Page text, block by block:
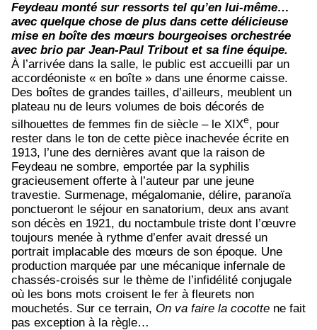
Feydeau monté sur ressorts tel qu’en lui-même…
avec quelque chose de plus dans cette délicieuse
mise en boîte des mœurs bourgeoises orchestrée
avec brio par Jean-Paul Tribout et sa fine équipe.
À l’arrivée dans la salle, le public est accueilli par un
accordéoniste « en boîte » dans une énorme caisse.
Des boîtes de grandes tailles, d’ailleurs, meublent un
plateau nu de leurs volumes de bois décorés de
silhouettes de femmes fin de siècle – le XIXe, pour
rester dans le ton de cette pièce inachevée écrite en
1913, l’une des dernières avant que la raison de
Feydeau ne sombre, emportée par la syphilis
gracieusement offerte à l’auteur par une jeune
travestie. Surmenage, mégalomanie, délire, paranoïa
ponctueront le séjour en sanatorium, deux ans avant
son décès en 1921, du noctambule triste dont l’œuvre
toujours menée à rythme d’enfer avait dressé un
portrait implacable des mœurs de son époque. Une
production marquée par une mécanique infernale de
chassés-croisés sur le thème de l’infidélité conjugale
où les bons mots croisent le fer à fleurets non
mouchetés. Sur ce terrain, On va faire la cocotte ne fait
pas exception à la règle…